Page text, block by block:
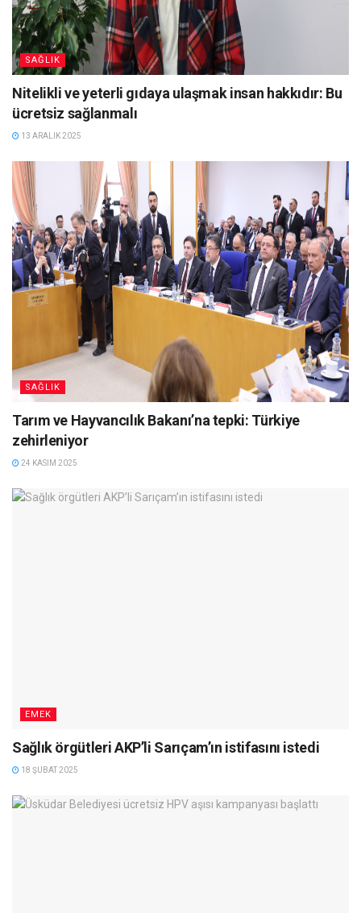
SAĞLIK
Nitelikli ve yeterli gıdaya ulaşmak insan hakkıdır: Bu
ücretsiz sağlanmalı
13 ARALIK 2025
SAĞLIK
Tarım ve Hayvancılık Bakanı’na tepki: Türkiye
zehirleniyor
24 KASIM 2025
EMEK
Sağlık örgütleri AKP’li Sarıçam’ın istifasını istedi
18 ŞUBAT 2025